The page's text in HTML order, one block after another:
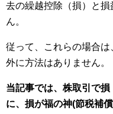
去の繰越控除（損）と
ん。
従って、これらの場合
外に方法はありません。
当記事では、 株取引で損
に、損が福の神(節税補